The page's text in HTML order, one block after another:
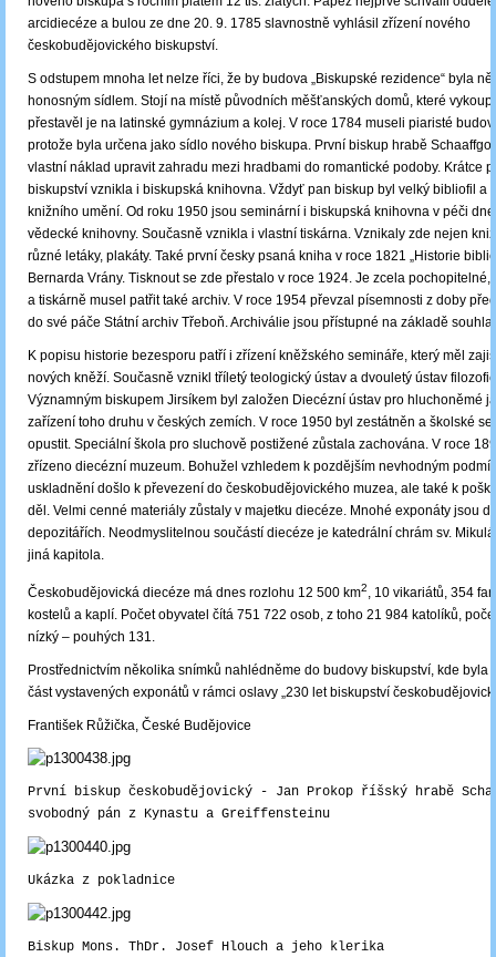
arcidiecéze a bulou ze dne 20. 9. 1785 slavnostně vyhlásil zřízení nového
českobudějovického biskupství.
S odstupem mnoha let nelze říci, že by budova „Biskupské rezidence“ byla
honosným sídlem. Stojí na místě původních měšťanských domů, které
přestavěl je na latinské gymnázium a kolej. V roce 1784 museli piaristé
protože byla určena jako sídlo nového biskupa. První biskup hrabě
vlastní náklad upravit zahradu mezi hradbami do romantické podoby. Krátce
biskupství vznikla i biskupská knihovna. Vždyť pan biskup byl velký bibliofil a
knižního umění. Od roku 1950 jsou seminární i biskupská knihovna v péči
vědecké knihovny. Současně vznikla i vlastní tiskárna. Vznikaly zde nejen
různé letáky, plakáty. Také první česky psaná kniha v roce 1821 „Historie
Bernarda Vrány. Tisknout se zde přestalo v roce 1924. Je zcela pochopitelné,
a tiskárně musel patřit také archiv. V roce 1954 převzal písemnosti z doby
do své páče Státní archiv Třeboň. Archiválie jsou přístupné na základě
K popisu historie bezesporu patří i zřízení kněžského semináře, který měl
nových kněží. Současně vznikl tříletý teologický ústav a dvouletý ústav
Významným biskupem Jirsíkem byl založen Diecézní ústav pro hluchoněmé
zařízení toho druhu v českých zemích. V roce 1950 byl zestátněn a školské
opustit. Speciální škola pro sluchově postižené zůstala zachována. V roce
zřízeno diecézní muzeum. Bohužel vzhledem k pozdějším nevhodným
uskladnění došlo k převezení do českobudějovického muzea, ale také k
děl. Velmi cenné materiály zůstaly v majetku diecéze. Mnohé exponáty jsou
depozitářích. Neodmyslitelnou součástí diecéze je katedrální chrám sv.
jiná kapitola.
Českobudějovická diecéze má dnes rozlohu 12 500 km2, 10 vikariátů, 354
kostelů a kaplí. Počet obyvatel čítá 751 722 osob, z toho 21 984 katolíků,
nízký – pouhých 131.
Prostřednictvím několika snímků nahlédněme do budovy biskupství, kde byla
část vystavených exponátů v rámci oslavy „230 let biskupství
František Růžička, České Budějovice
První biskup českobudějovický - Jan Prokop říšský hrabě
svobodný pán z Kynastu a Greiffensteinu
Ukázka z pokladnice
Biskup Mons. ThDr. Josef Hlouch a jeho klerika